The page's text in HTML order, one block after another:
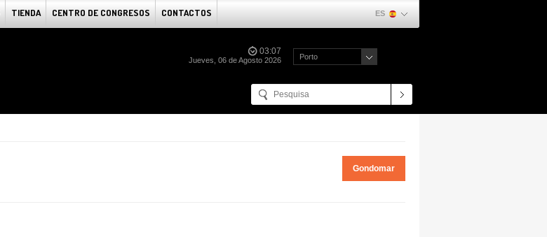
TIENDA CENTRO DE CONGRESOS CONTACTOS ES
03:07
Jueves, 06 de Agosto 2026 Porto
Gondomar